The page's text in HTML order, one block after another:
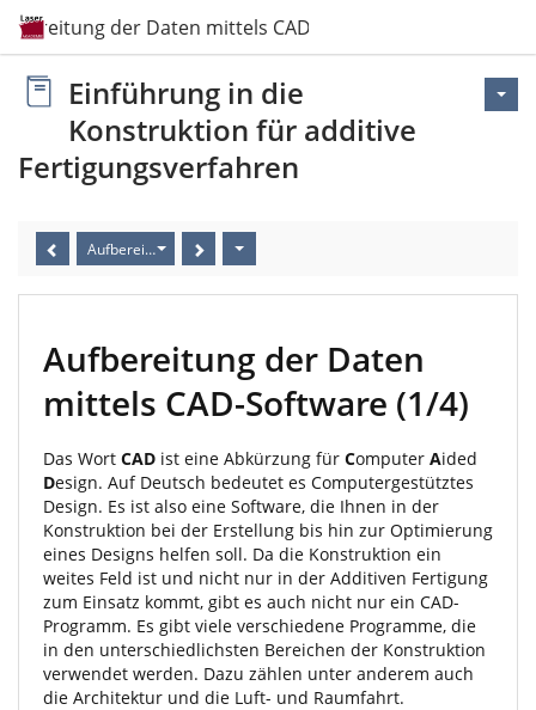
der Daten mittels CAD-Software
Einführung in die
Konstruktion für additive
Fertigungsverfahren
Aufbereitung der Daten mittels CAD-Software
Aufbereitung der Daten
mittels CAD-Software (1/4)
Das Wort CAD ist eine Abkürzung für Computer Aided
Design. Auf Deutsch bedeutet es Computergestütztes
Design. Es ist also eine Software, die Ihnen in der
Konstruktion bei der Erstellung bis hin zur Optimierung
eines Designs helfen soll. Da die Konstruktion ein
weites Feld ist und nicht nur in der Additiven Fertigung
zum Einsatz kommt, gibt es auch nicht nur ein CAD-
Programm. Es gibt viele verschiedene Programme, die
in den unterschiedlichsten Bereichen der Konstruktion
verwendet werden. Dazu zählen unter anderem auch
die Architektur und die Luft- und Raumfahrt.